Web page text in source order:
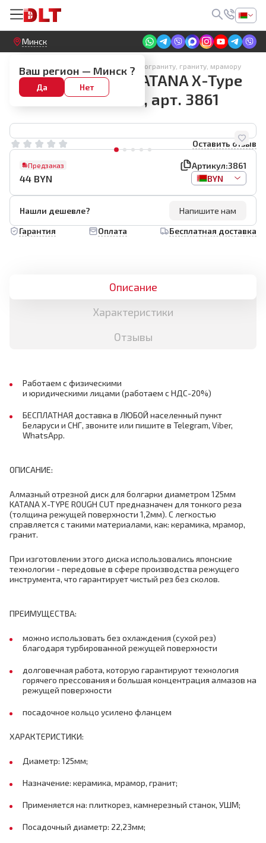
Круглосуточный! Прием заявок на сайте
Минск
Ваш регион — Минск ?
Да Нет
Алмазные диски по керамике, керамограниту, граниту, мрамору
Диск алмазный KATANA X-Type
125мм ROUGH CUT, арт. 3861
Оставить отзыв
Предзаказ Артикул:3861
44 BYN BYN
Нашли дешевле?
Напишите нам
Гарантия
Оплата Бесплатная доставка
Описание
Характеристики
Отзывы
Работаем с физическими
и юридическими лицами (работаем с НДС-20%)
БЕСПЛАТНАЯ доставка в ЛЮБОЙ населенный пункт
Беларуси и СНГ, звоните или пишите в Telegram, Viber,
WhatsApp.
ОПИСАНИЕ:
Алмазный отрезной диск для болгарки диаметром 125мм
KATANA X-TYPE ROUGH CUT предназначен для тонкого реза
(толщина режущей поверхности 1,2мм). С легкостью
справляется с такими материалами, как: керамика, мрамор,
гранит.
При изготовлении этого диска использовались японские
технологии - передовые в сфере производства режущего
инструмента, что гарантирует чистый рез без сколов.
ПРЕИМУЩЕСТВА:
можно использовать без охлаждения (сухой рез)
благодаря турбированной режущей поверхности
долговечная работа, которую гарантируют технология
горячего прессования и большая концентрация алмазов на
режущей поверхности
посадочное кольцо усилено фланцем
ХАРАКТЕРИСТИКИ:
Диаметр: 125мм;
Назначение: керамика, мрамор, гранит;
Применяется на: плиткорез, камнерезный станок, УШМ;
Посадочный диаметр: 22,23мм;